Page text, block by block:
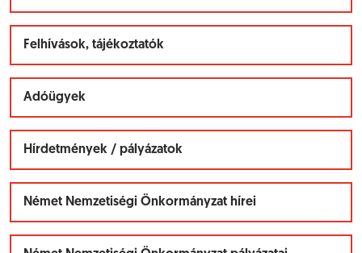
Felhívások, tájékoztatók
Adóügyek
Hírdetmények / pályázatok
Német Nemzetiségi Önkormányzat hírei